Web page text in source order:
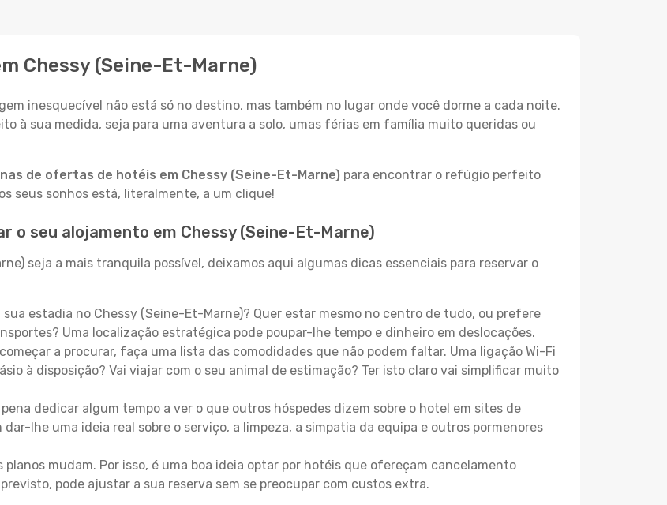
Chessy (Seine-Et-Marne)
inesquecível não está só no destino, mas também no lugar onde você dorme a cada noite.
à sua medida, seja para uma aventura a solo, umas férias em família muito queridas ou
de ofertas de hotéis em Chessy (Seine-Et-Marne) para encontrar o refúgio perfeito
seus sonhos está, literalmente, a um clique!
o seu alojamento em Chessy (Seine-Et-Marne)
seja a mais tranquila possível, deixamos aqui algumas dicas essenciais para reservar o
sua estadia no Chessy (Seine-Et-Marne)? Quer estar mesmo no centro de tudo, ou prefere
Uma localização estratégica pode poupar-lhe tempo e dinheiro em deslocações.
a procurar, faça uma lista das comodidades que não podem faltar. Uma ligação Wi-Fi
à disposição? Vai viajar com o seu animal de estimação? Ter isto claro vai simplificar muito
pena dedicar algum tempo a ver o que outros hóspedes dizem sobre o hotel em sites de
lhe uma ideia real sobre o serviço, a limpeza, a simpatia da equipa e outros pormenores
planos mudam. Por isso, é uma boa ideia optar por hotéis que ofereçam cancelamento
pode ajustar a sua reserva sem se preocupar com custos extra.